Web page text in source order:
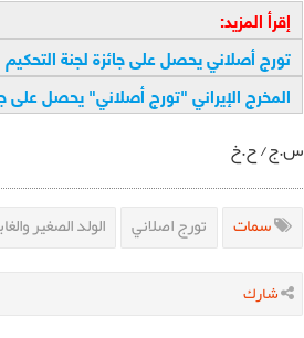
إقرأ المزيد:
تورج أصلاني يحصل على جائزة لجنة
المخرج الإيراني "تورج أصلاني" يحصل
س.ج/ ح.خ
سمات تورج اصلاني الولد الصغير
شارك